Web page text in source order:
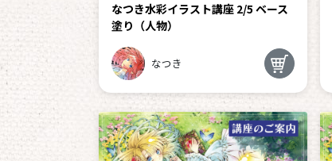
なつき水彩イラスト講座 2/5 ベース
塗り（人物）
なつき